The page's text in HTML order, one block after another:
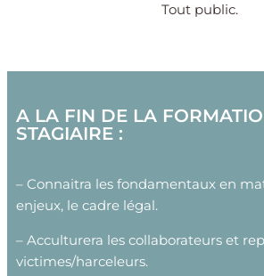
Tout public.
A LA FIN DE LA
STAGIAIRE :
– Connaitra les fondamentaux en
enjeux, le cadre légal.
– Acculturera les collaborateurs et
victimes/harceleurs.